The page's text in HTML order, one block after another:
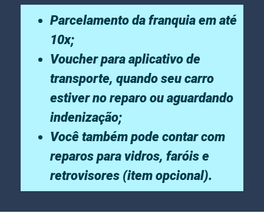
Parcelamento da franquia em até
10x;
Voucher para aplicativo de
transporte, quando seu carro
estiver no reparo ou aguardando
indenização;
Você também pode contar com
reparos para vidros, faróis e
retrovisores (item opcional).